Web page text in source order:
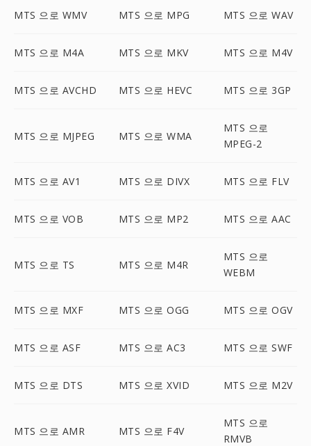
MTS 으로 WMV MTS 으로 MPG MTS 으로 WAV
MTS 으로 M4A MTS 으로 MKV MTS 으로 M4V
MTS 으로 AVCHD MTS 으로 HEVC MTS 으로 3GP
MTS 으로 MJPEG MTS 으로 WMA
MTS 으로
MPEG-2
MTS 으로 AV1 MTS 으로 DIVX MTS 으로 FLV
MTS 으로 VOB MTS 으로 MP2 MTS 으로 AAC
MTS 으로 TS MTS 으로 M4R
MTS 으로
WEBM
MTS 으로 MXF MTS 으로 OGG MTS 으로 OGV
MTS 으로 ASF MTS 으로 AC3 MTS 으로 SWF
MTS 으로 DTS MTS 으로 XVID MTS 으로 M2V
MTS 으로 AMR MTS 으로 F4V
MTS 으로
RMVB